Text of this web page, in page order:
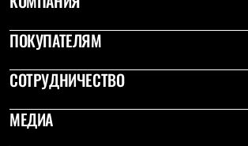
Брюки
Куртки
Флисовая одежда
Брюки
Жилеты
Комбинезоны
Термобелье
ПОКУПАТЕЛЯМ
СОТРУДНИЧЕСТВО
МЕДИА